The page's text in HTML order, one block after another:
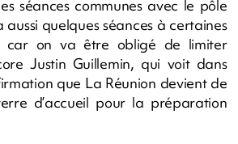
séances communes avec le pôle
aussi quelques séances à certaines
car on va être obligé de limiter
Justin Guillemin, qui voit dans
que La Réunion devient de
d’accueil pour la préparation